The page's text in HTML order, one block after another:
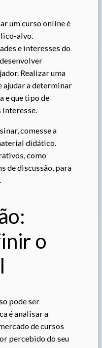
um curso online é
alvo.
e interesses do
Realizar uma
ajudar a determinar
e que tipo de
comesse a
didático.
como
de discussão, para
o
pode ser
é analisar a
de cursos
percebido do seu